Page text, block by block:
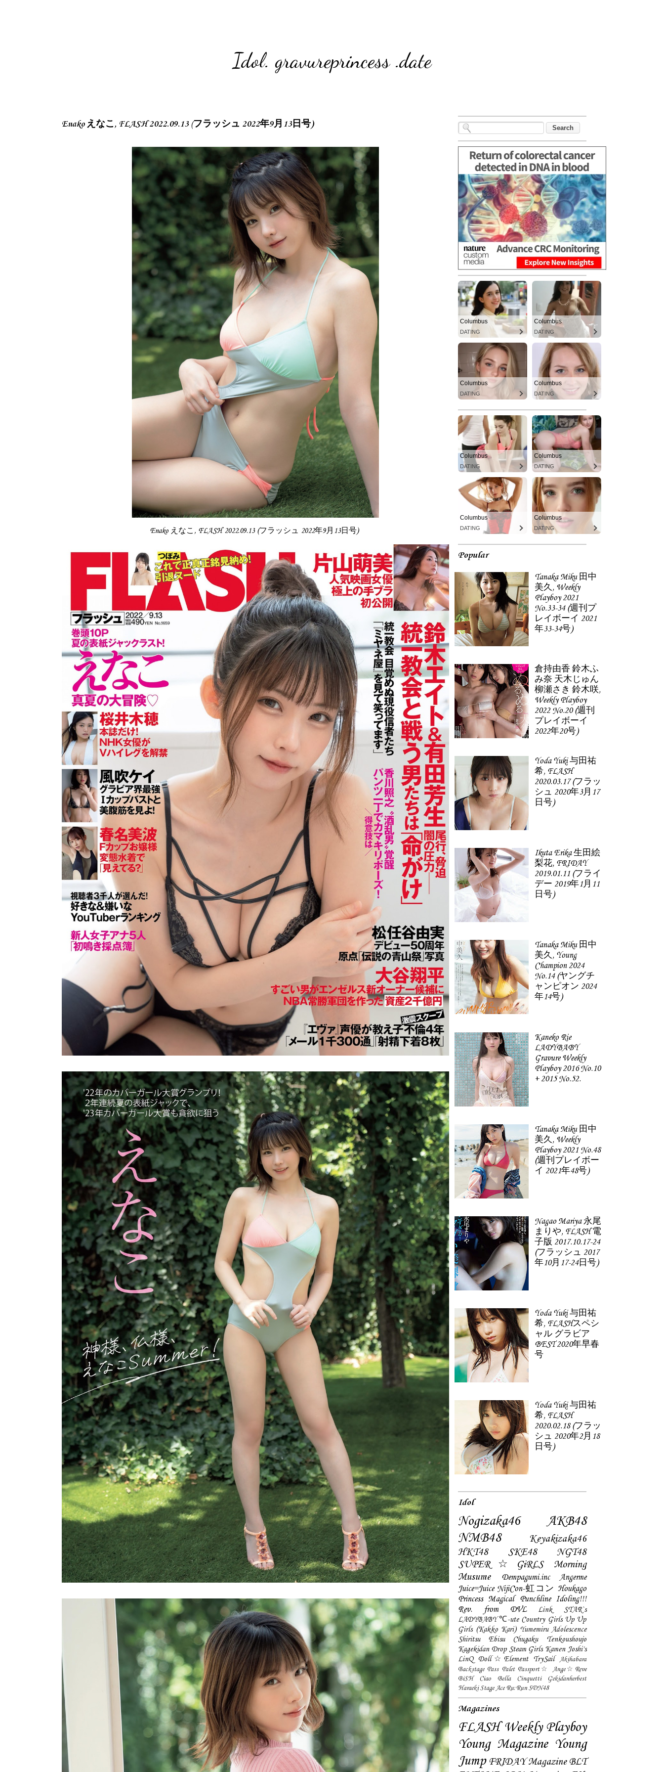
Idol. gravureprincess .date
Enako えなこ, FLASH 2022.09.13 (フラッシュ 2022年9月13日号)
Enako えなこ, FLASH 2022.09.13 (フラッシュ 2022年9月13日号)
Columbus
DATING
Columbus
DATING
Columbus
DATING
Columbus
DATING
Columbus
DATING
Columbus
DATING
Columbus
DATING
Columbus
DATING
Popular
Tanaka Miku 田中
美久, Weekly
Playboy 2021
No.33-34 (週刊プ
レイボーイ 2021
年33-34号)
倉持由香 鈴木ふ
み奈 天木じゅん
柳瀬さき 鈴木咲,
Weekly Playboy
2022 No.20 (週刊
プレイボーイ
2022年20号)
Yoda Yuki 与田祐
希, FLASH
2020.03.17 (フラッ
シュ 2020年3月17
日号)
Ikuta Erika 生田絵
梨花, FRIDAY
2019.01.11 (フライ
デー 2019年1月11
日号)
Tanaka Miku 田中
美久, Young
Champion 2024
No.14 (ヤングチ
ャンピオン 2024
年14号)
Kaneko Rie
LADYBABY
Gravure Weekly
Playboy 2016 No.10
+ 2015 No.52.
Tanaka Miku 田中
美久, Weekly
Playboy 2021 No.48
(週刊プレイボー
イ 2021年48号)
Nagao Mariya 永尾
まりや, FLASH 電
子版 2017.10.17-24
(フラッシュ 2017
年10月17-24日号)
Yoda Yuki 与田祐
希, FLASHスペシ
ャル グラビア
BEST 2020年早春
号
Yoda Yuki 与田祐
希, FLASH
2020.02.18 (フラッ
シュ 2020年2月18
日号)
Idol
Nogizaka46
AKB48
NMB48
Keyakizaka46
HKT48
SKE48
NGT48
SUPER☆GiRLS
Morning
Musume
Dempagumi.inc
Angerme
Juice=Juice NijiCon-虹コン Houkago
Princess Magical Punchline Idoling!!!
Rev. from DVL
Link STAR`s
LADYBABY ℃-ute Country Girls Up Up
Girls (Kakko Kari) Yumemiru Adolescence
Shiritsu Ebisu Chugaku
Tenkoushoujo
Kagekidan Drop Steam Girls Kamen Joshi's
LinQ Doll☆Element TrySail
Akihabara
Backstage Pass Palet Passport☆
Ange☆Reve
BiSH
Ciao Bella Cinquetti
Gekidanherbest
Haraeki Stage Ace Ru:Run SDN48
Magazines
FLASH Weekly Playboy
Young Magazine Young
Jump FRIDAY Magazine BLT